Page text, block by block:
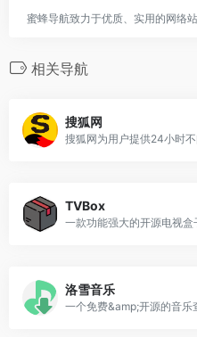
蜜蜂导航致力于优质、实用的网络
相关导航
搜狐网
搜狐网为用户提供24小时
TVBox
一款功能强大的开源电视盒
洛雪音乐
一个免费&amp;开源的音乐